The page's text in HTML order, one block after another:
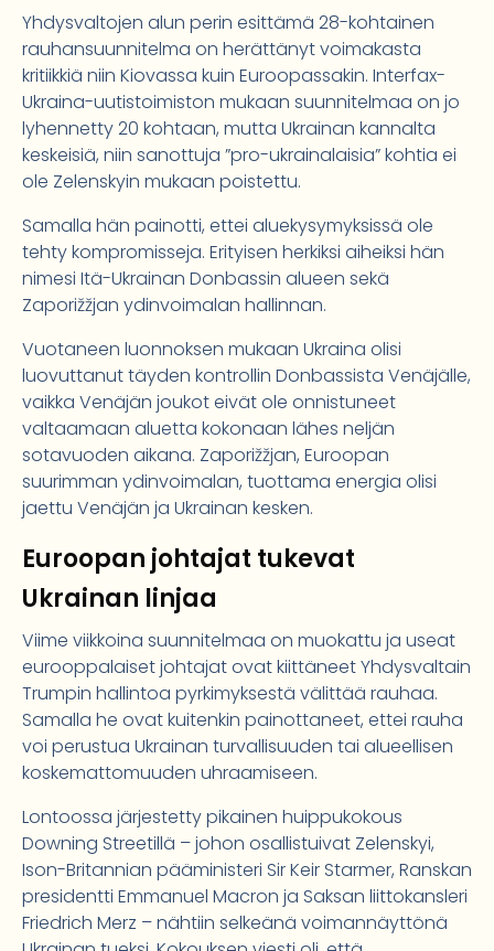
Yhdysvaltojen alun perin esittämä 28-kohtainen
rauhansuunnitelma on herättänyt voimakasta
kritiikkiä niin Kiovassa kuin Euroopassakin. Interfax-
Ukraina-uutistoimiston mukaan suunnitelmaa on jo
lyhennetty 20 kohtaan, mutta Ukrainan kannalta
keskeisiä, niin sanottuja ”pro-ukrainalaisia” kohtia ei
ole Zelenskyin mukaan poistettu.
Samalla hän painotti, ettei aluekysymyksissä ole
tehty kompromisseja. Erityisen herkiksi aiheiksi hän
nimesi Itä-Ukrainan Donbassin alueen sekä
Zaporižžjan ydinvoimalan hallinnan.
Vuotaneen luonnoksen mukaan Ukraina olisi
luovuttanut täyden kontrollin Donbassista Venäjälle,
vaikka Venäjän joukot eivät ole onnistuneet
valtaamaan aluetta kokonaan lähes neljän
sotavuoden aikana. Zaporižžjan, Euroopan
suurimman ydinvoimalan, tuottama energia olisi
jaettu Venäjän ja Ukrainan kesken.
Euroopan johtajat tukevat
Ukrainan linjaa
Viime viikkoina suunnitelmaa on muokattu ja useat
eurooppalaiset johtajat ovat kiittäneet Yhdysvaltain
Trumpin hallintoa pyrkimyksestä välittää rauhaa.
Samalla he ovat kuitenkin painottaneet, ettei rauha
voi perustua Ukrainan turvallisuuden tai alueellisen
koskemattomuuden uhraamiseen.
Lontoossa järjestetty pikainen huippukokous
Downing Streetillä – johon osallistuivat Zelenskyi,
Ison-Britannian pääministeri Sir Keir Starmer, Ranskan
presidentti Emmanuel Macron ja Saksan liittokansleri
Friedrich Merz – nähtiin selkeänä voimannäyttönä